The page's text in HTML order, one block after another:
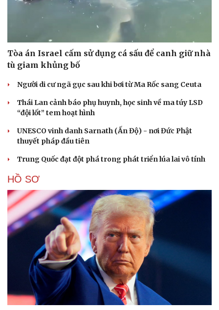
Tòa án Israel cấm sử dụng cá sấu để canh giữ nhà
tù giam khủng bố
Người di cư ngã gục sau khi bơi từ Ma Rốc sang Ceuta
Thái Lan cảnh báo phụ huynh, học sinh về ma túy LSD
“đội lốt” tem hoạt hình
UNESCO vinh danh Sarnath (Ấn Độ) - nơi Đức Phật
thuyết pháp đầu tiên
Trung Quốc đạt đột phá trong phát triển lúa lai vô tính
HỒ SƠ